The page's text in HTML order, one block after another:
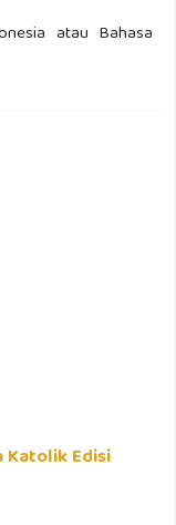
atau Bahasa
Katolik Edisi